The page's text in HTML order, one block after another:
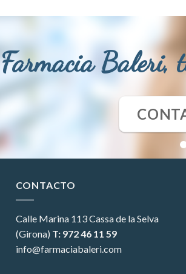
Farmacia Baleri,
CONTACTO
Calle Marina 113Cassa de la Selva
(Girona) T: 972 46 11 59
info@farmaciabaleri.com